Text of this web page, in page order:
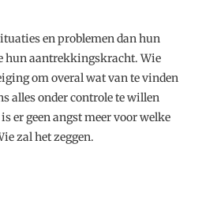
en problemen dan hun
hun aantrekkingskracht. Wie
om overal wat van te vinden
alles onder controle te willen
er geen angst meer voor welke
zal het zeggen.